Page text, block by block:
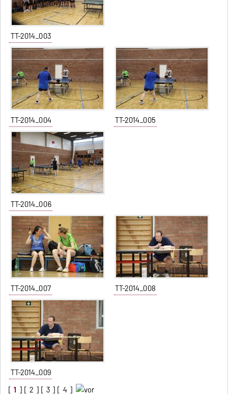
TT-2014_003
TT-2014_004 TT-2014_005
TT-2014_006
TT-2014_007 TT-2014_008
TT-2014_009
[ 1 ] [ 2 ] [ 3 ] [ 4 ]